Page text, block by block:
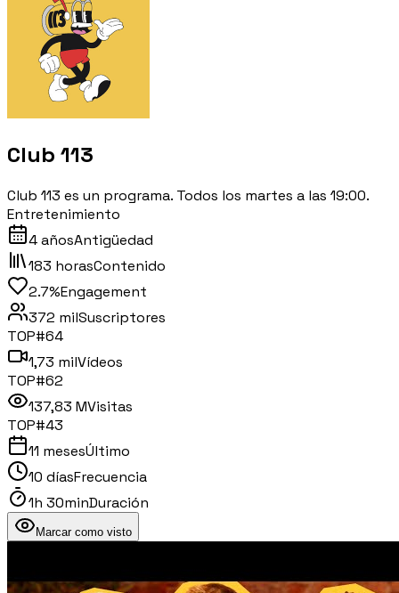
Club 113
Club 113 es un programa. Todos los martes a las 19:00.
Entretenimiento
4 añosAntigüedad
183 horasContenido
2.7%Engagement
372 milSuscriptores
TOP#64
1,73 milVídeos
TOP#62
137,83 MVisitas
TOP#43
11 mesesÚltimo
10 díasFrecuencia
1h 30minDuración
Marcar como visto